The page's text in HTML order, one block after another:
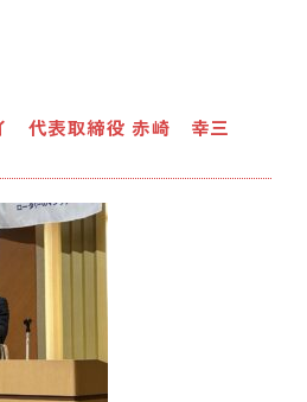
代表取締役 赤崎 幸三